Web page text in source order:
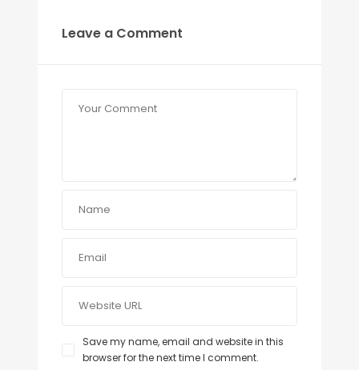
Leave a Comment
Save my name, email and website in this
browser for the next time I comment.